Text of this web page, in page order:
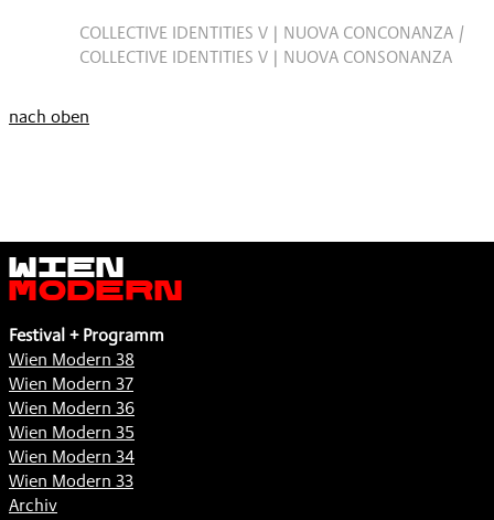
COLLECTIVE IDENTITIES V | NUOVA CONCONANZA /
COLLECTIVE IDENTITIES V | NUOVA CONSONANZA
nach oben
Wien
Modern
Festival + Programm
Wien Modern 38
Wien Modern 37
Wien Modern 36
Wien Modern 35
Wien Modern 34
Wien Modern 33
Archiv